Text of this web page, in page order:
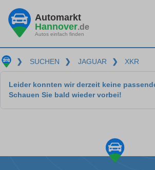
Automarkt
Hannover.de
Autos einfach finden
❯ SUCHEN ❯ JAGUAR ❯ XKR
Leider konnten wir derzeit keine
Schauen Sie bald wieder vorbei!